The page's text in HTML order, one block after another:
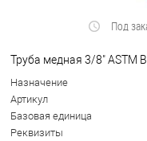
Под
Труба медная 3/8" ASTM
Назначение
Артикул
Базовая единица
Реквизиты